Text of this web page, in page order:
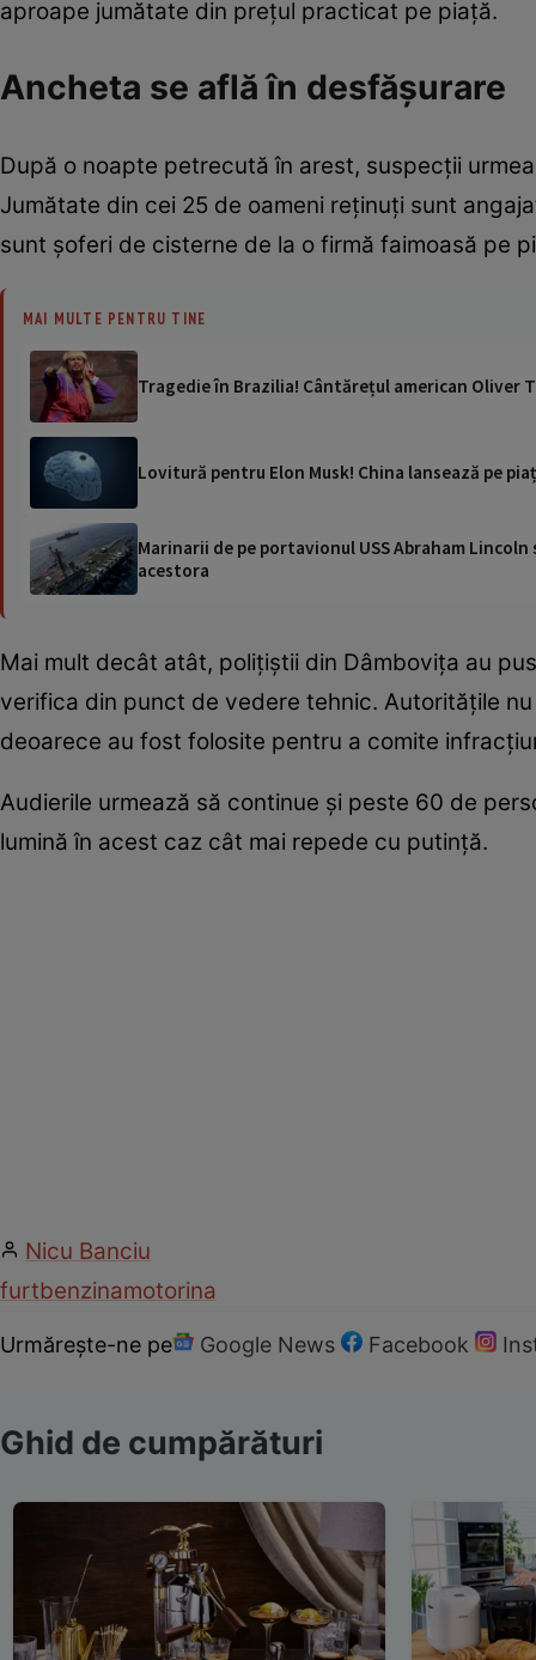
aproape jumătate din prețul practicat pe piață.
Ancheta se află în desfășurare
După o noapte petrecută în arest, suspecții
Jumătate din cei 25 de oameni reținuți sunt
sunt șoferi de cisterne de la o firmă faimoasă pe
MAI MULTE PENTRU TINE
Tragedie în Brazilia! Cântărețul american Oliver
Lovitură pentru Elon Musk! China lansează pe
Marinarii de pe portavionul USS Abraham
acestora
Mai mult decât atât, polițiștii din Dâmbovița au
verifica din punct de vedere tehnic. Autoritățile
deoarece au fost folosite pentru a comite
Audierile urmează să continue și peste 60 de
lumină în acest caz cât mai repede cu putință.
Nicu Banciu
furtbenzinamotorina
Urmărește-ne pe Google News Facebook
Ghid de cumpărături